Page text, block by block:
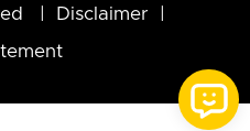
| Disclaimer